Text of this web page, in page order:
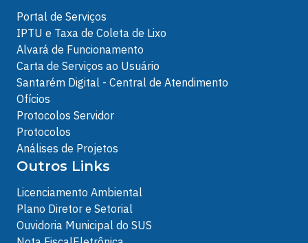
Portal de Serviços
IPTU e Taxa de Coleta de Lixo
Alvará de Funcionamento
Carta de Serviços ao Usuário
Santarém Digital - Central de Atendimento
Ofícios
Protocolos Servidor
Protocolos
Análises de Projetos
Outros Links
Licenciamento Ambiental
Plano Diretor e Setorial
Ouvidoria Municipal do SUS